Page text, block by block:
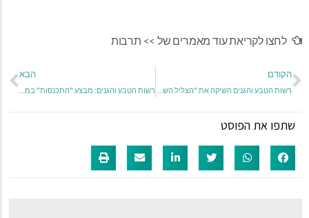
לחצו לקריאת עוד מאמרים של >> תרבות
הקודם הבא
שתפו את הפוסט